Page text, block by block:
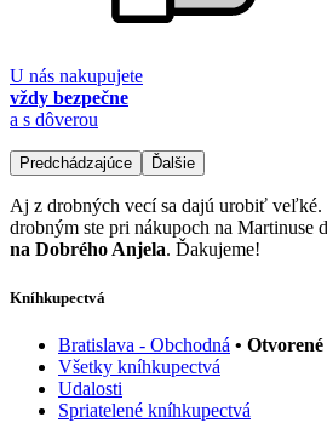
U nás nakupujete
vždy bezpečne
a s dôverou
Predchádzajúce Ďalšie
Aj z drobných vecí sa dajú urobiť
drobným ste pri nákupoch na Martinuse
na Dobrého Anjela. Ďakujeme!
Kníhkupectvá
Bratislava - Obchodná •
Všetky kníhkupectvá
Udalosti
Spriatelené kníhkupectvá